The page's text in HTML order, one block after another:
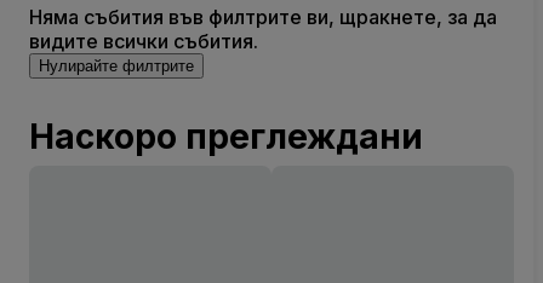
Няма събития във филтрите ви, щракнете, за да
видите всички събития.
Нулирайте филтрите
Наскоро преглеждани